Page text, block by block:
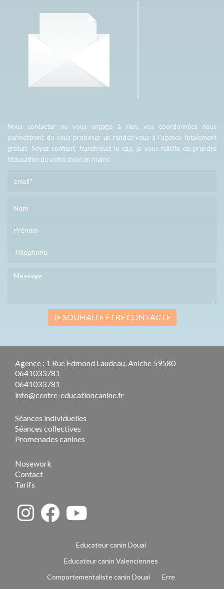
Nous contacter ne vous engage à rien, vos coordonnées nous
permettront de vous proposer un rendez-vous à l’agence totalement
gratuit. Soyez confiant, franchissez le cap, je vous félicite de prendre
l'éducation de votre chien en mains.
JE SOUHAITE ÊTRE CONTACTÉ
Agence : 1 Rue Edmond Laudeau, Aniche 59580
0641033781
0641033781
info@centre-educationcanine.fr
Séances individuelles
Séances collectives
Promenades canines
Nosework
Contact
Tarifs
Educateur canin Douai
Educateur canin Valenciennes
Comportementaliste canin Douai
Erre